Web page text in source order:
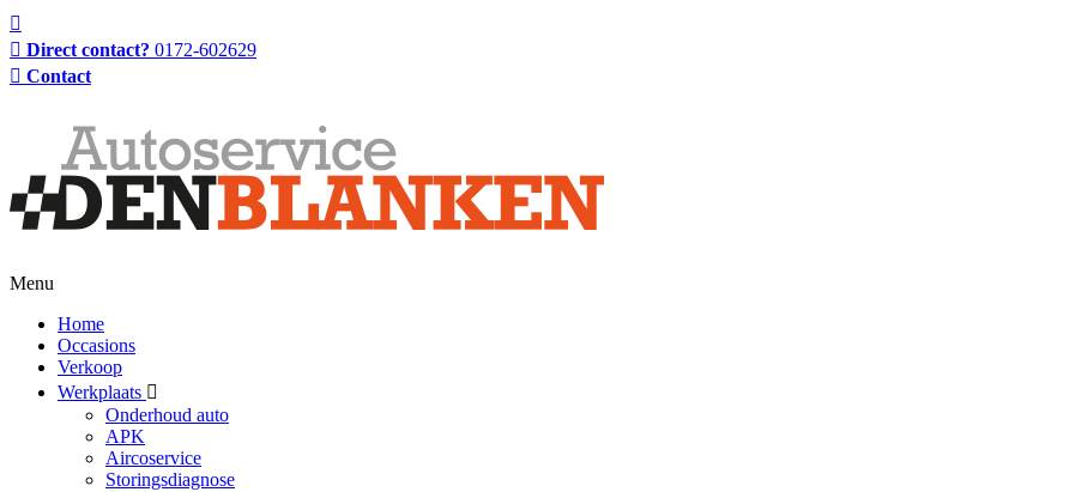
Direct contact? 0172-602629
Contact
Menu
Home
Occasions
Verkoop
Werkplaats
Onderhoud auto
APK
Aircoservice
Storingsdiagnose